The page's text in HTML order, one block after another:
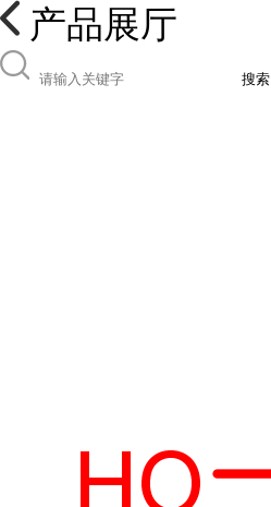
产品展厅
搜索